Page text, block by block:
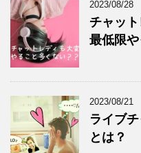
2023/08/28
チャッ
最低限
2023/08/21
ライブ
とは？